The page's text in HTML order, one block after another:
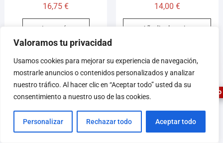
Valoramos tu privacidad
Usamos cookies para mejorar su experiencia de navegación,
mostrarle anuncios o contenidos personalizados y analizar
nuestro tráfico. Al hacer clic en “Aceptar todo” usted da su
consentimiento a nuestro uso de las cookies.
Personalizar Rechazar todo Aceptar todo
16,75€
Leer más
14,00 €
Añadir al carrito
ASESOR FERRETERO